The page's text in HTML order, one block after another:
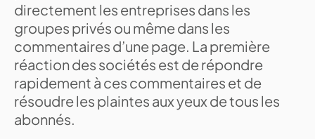
directement les entreprises dans les
groupes privés ou même dans les
commentaires d’une page. La première
réaction des sociétés est de répondre
rapidement à ces commentaires et de
résoudre les plaintes aux yeux de tous les
abonnés.